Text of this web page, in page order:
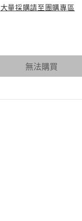
大量採購請至團購專區
無法購買